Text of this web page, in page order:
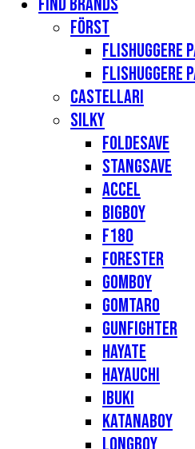
Först
Flishuggere
Flishuggere
Castellari
Silky
Foldesave
Stangsave
Accel
Bigboy
F180
Forester
Gomboy
Gomtaro
Gunfighter
Hayate
Hayauchi
Ibuki
Katanaboy